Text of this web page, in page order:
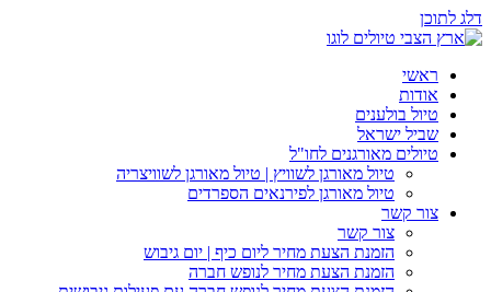
דלג לתוכן
ראשי
אודות
טיול בולענים
שביל ישראל
טיולים מאורגנים לחו"ל
טיול מאורגן לשוויץ | טיול מאורגן לשוויצריה
טיול מאורגן לפירנאים הספרדים
צור קשר
צור קשר
הזמנת הצעת מחיר ליום כיף | יום גיבוש
הזמנת הצעת מחיר לנופש חברה